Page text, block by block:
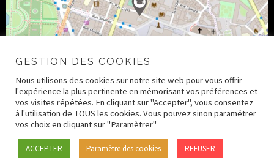
© 2026 CRDH – Paris Human Rights Center –Mentions
légales
–Crédits–Politique de confidentialité
GESTION DES COOKIES
Nous utilisons des cookies sur notre site web pour vous offrir
l'expérience la plus pertinente en mémorisant vos préférences et
vos visites répétées. En cliquant sur "Accepter", vous consentez
à l'utilisation de TOUS les cookies. Vous pouvez sinon paramétrer
vos choix en cliquant sur "Paramètrer"
ACCEPTER Paramètre des cookies REFUSER